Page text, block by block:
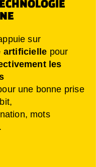
sur
artificielle pour
les
une bonne prise
mots